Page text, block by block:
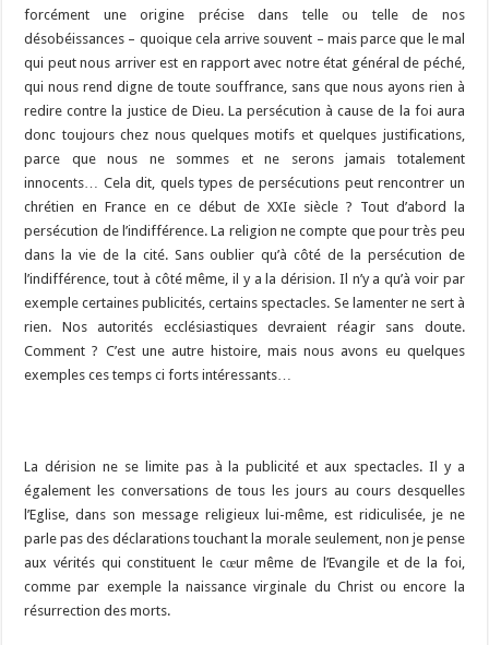
forcément une origine précise dans telle ou telle de nos
désobéissances – quoique cela arrive souvent – mais parce que le mal
qui peut nous arriver est en rapport avec notre état général de péché,
qui nous rend digne de toute souffrance, sans que nous ayons rien à
redire contre la justice de Dieu. La persécution à cause de la foi aura
donc toujours chez nous quelques motifs et quelques justifications,
parce que nous ne sommes et ne serons jamais totalement
innocents… Cela dit, quels types de persécutions peut rencontrer un
chrétien en France en ce début de XXIe siècle ? Tout d’abord la
persécution de l’indifférence. La religion ne compte que pour très peu
dans la vie de la cité. Sans oublier qu’à côté de la persécution de
l’indifférence, tout à côté même, il y a la dérision. Il n’y a qu’à voir par
exemple certaines publicités, certains spectacles. Se lamenter ne sert à
rien. Nos autorités ecclésiastiques devraient réagir sans doute.
Comment ? C’est une autre histoire, mais nous avons eu quelques
exemples ces temps ci forts intéressants…
La dérision ne se limite pas à la publicité et aux spectacles. Il y a
également les conversations de tous les jours au cours desquelles
l’Eglise, dans son message religieux lui-même, est ridiculisée, je ne
parle pas des déclarations touchant la morale seulement, non je pense
aux vérités qui constituent le cœur même de l’Evangile et de la foi,
comme par exemple la naissance virginale du Christ ou encore la
résurrection des morts.